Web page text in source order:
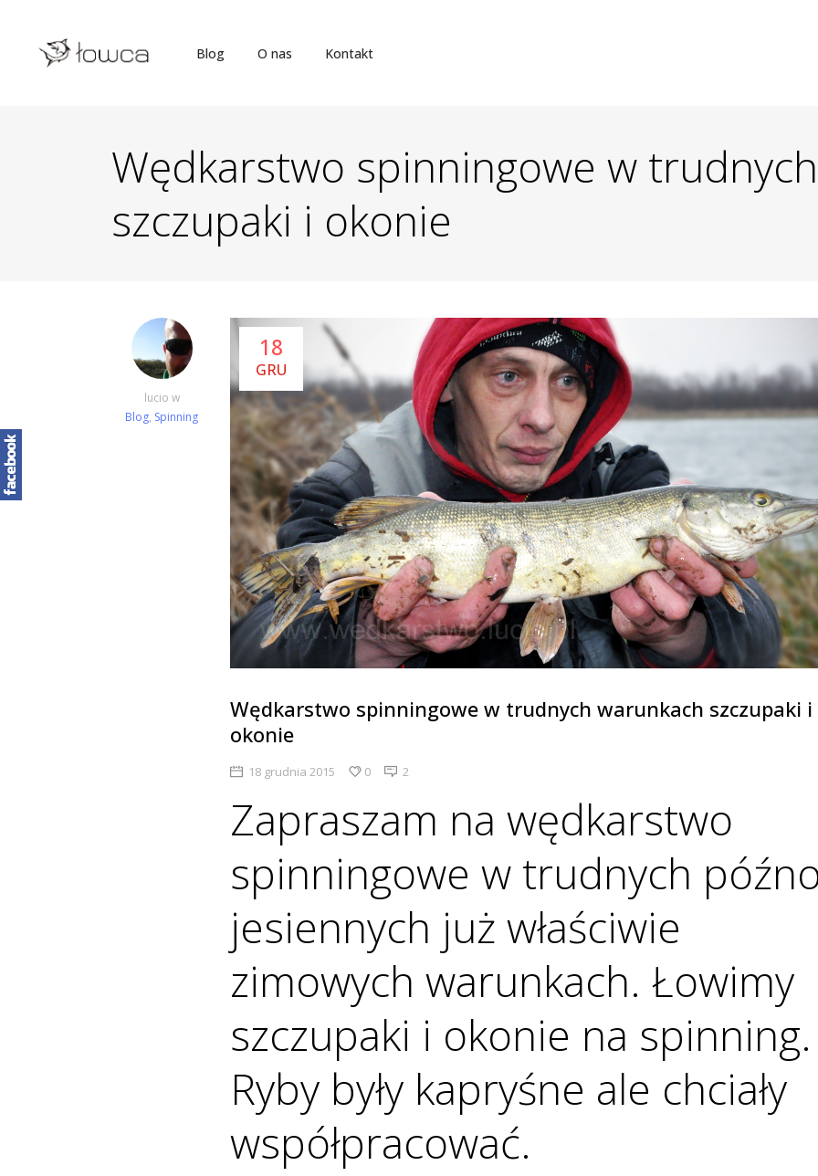
Blog O nas Kontakt
Wędkarstwo spinningowe w
szczupaki i okonie
lucio w
Blog, Spinning
18
GRU
Wędkarstwo spinningowe w trudnych warunkach szczupaki i
okonie
18 grudnia 2015 0 2
Zapraszam na wędkarstwo
spinningowe w trudnych
jesiennych już właściwie
zimowych warunkach. Łowimy
szczupaki i okonie na spinning.
Ryby były kapryśne ale chciały
współpracować.